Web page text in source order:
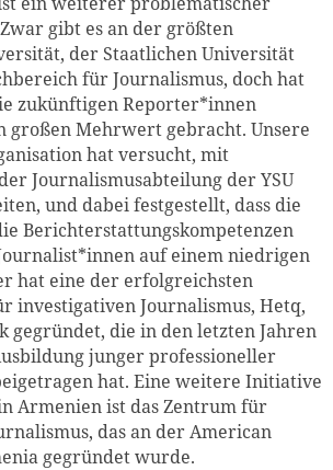
gibt es an der größten
der Staatlichen Universität
für Journalismus, doch hat
zukünftigen Reporter*innen
großen Mehrwert gebracht. Unsere
hat versucht, mit
Journalismusabteilung der YSU
und dabei festgestellt, dass die
Berichterstattungskompetenzen
auf einem niedrigen
hat eine der erfolgreichsten
investigativen Journalismus, Hetq,
gegründet, die in den letzten Jahren
junger professioneller
hat. Eine weitere Initiative
Armenien ist das Zentrum für
das an der American
gegründet wurde.